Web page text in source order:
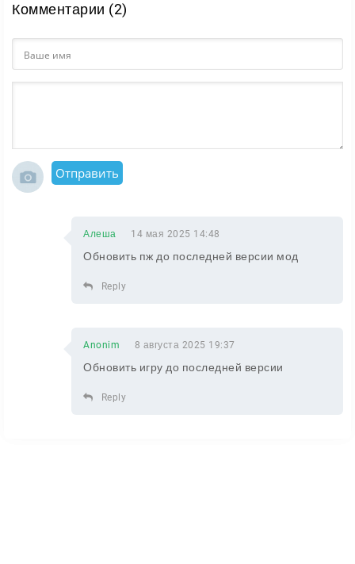
Комментарии (2)
Отправить
Алеша 14 мая 2025 14:48
Обновить пж до последней версии мод
Reply
Anonim 8 августа 2025 19:37
Обновить игру до последней версии
Reply